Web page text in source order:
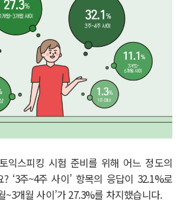
익스피킹 시험 준비를 위해 어느 정도의
? ‘3주~4주 사이’ 항목의 응답이 32.1%로
~3개월 사이’가27.3%를 차지했습니다.